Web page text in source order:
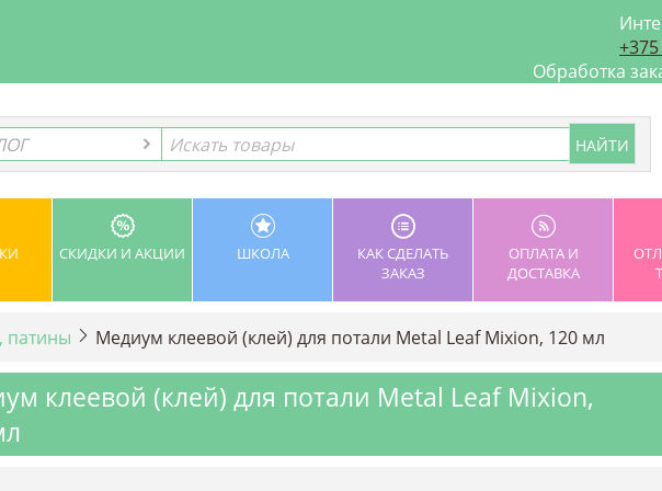
Обработка
СКИДКИ И АКЦИИ ШКОЛА
КАК СДЕЛАТЬ
ЗАКАЗ
ОПЛАТА И
ДОСТАВКА
патины Медиум клеевой (клей) для потали Metal Leaf Mixion, 120 мл
клеевой (клей) для потали Metal Leaf Mixion,